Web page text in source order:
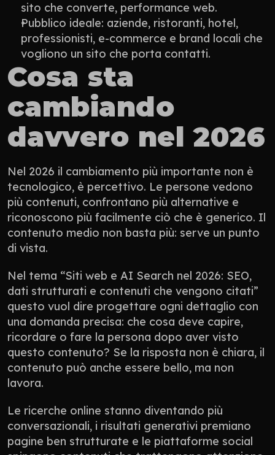
sito che converte, performance web.
Pubblico ideale: aziende, ristoranti, hotel,
professionisti, e-commerce e brand locali che
vogliono un sito che porta contatti.
Cosa sta
cambiando
davvero nel 2026
Nel 2026 il cambiamento più importante non è
tecnologico, è percettivo. Le persone vedono
più contenuti, confrontano più alternative e
riconoscono più facilmente ciò che è generico. Il
contenuto medio non basta più: serve un punto
di vista.
Nel tema “Siti web e AI Search nel 2026: SEO,
dati strutturati e contenuti che vengono citati”
questo vuol dire progettare ogni dettaglio con
una domanda precisa: che cosa deve capire,
ricordare o fare la persona dopo aver visto
questo contenuto? Se la risposta non è chiara, il
contenuto può anche essere bello, ma non
lavora.
Le ricerche online stanno diventando più
conversazionali, i risultati generativi premiano
pagine ben strutturate e le piattaforme social